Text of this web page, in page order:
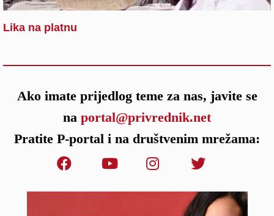
Lika na platnu
Ako imate prijedlog teme za nas, javite se
na portal@privrednik.net
Pratite P-portal i na društvenim mrežama: